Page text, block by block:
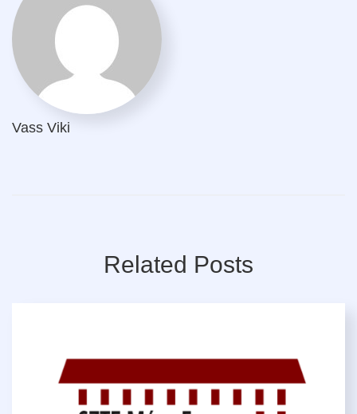
Vass Viki
Related Posts